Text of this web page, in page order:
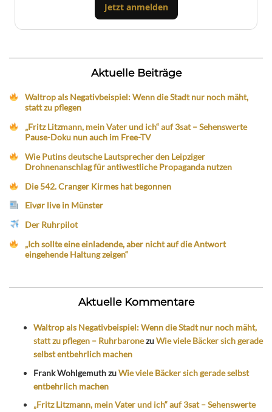
Jetzt anmelden
Aktuelle Beiträge
Waltrop als Negativbeispiel: Wenn die Stadt nur noch mäht,
statt zu pflegen
„Fritz Litzmann, mein Vater und ich“ auf 3sat – Sehenswerte
Pause-Doku nun auch im Free-TV
Wie Putins deutsche Lautsprecher den Leipziger
Drohnenanschlag für antiwestliche Propaganda nutzen
Die 542. Cranger Kirmes hat begonnen
Eivør live in Münster
Der Ruhrpilot
„Ich sollte eine einladende, aber nicht auf die Antwort
eingehende Haltung zeigen“
Aktuelle Kommentare
Waltrop als Negativbeispiel: Wenn die Stadt nur noch mäht,
statt zu pflegen – RuhrbaronezuWie viele Bäcker sich gerade
selbst entbehrlich machen
Frank WohlgemuthzuWie viele Bäcker sich gerade selbst
entbehrlich machen
„Fritz Litzmann, mein Vater und ich“ auf 3sat – Sehenswerte